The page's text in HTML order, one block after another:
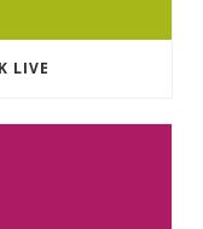
LIVE